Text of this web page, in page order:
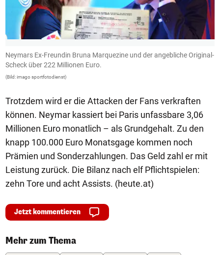
Neymars Ex-Freundin Bruna Marquezine und der angebliche Original-
Scheck über 222 Millionen Euro.
(Bild: imago sportfotodienst)
Trotzdem wird er die Attacken der Fans verkraften
können. Neymar kassiert bei Paris unfassbare 3,06
Millionen Euro monatlich – als Grundgehalt. Zu den
knapp 100.000 Euro Monatsgage kommen noch
Prämien und Sonderzahlungen. Das Geld zahl er mit
Leistung zurück. Die Bilanz nach elf Pflichtspielen:
zehn Tore und acht Assists. (heute.at)
Jetzt kommentieren
Mehr zum Thema